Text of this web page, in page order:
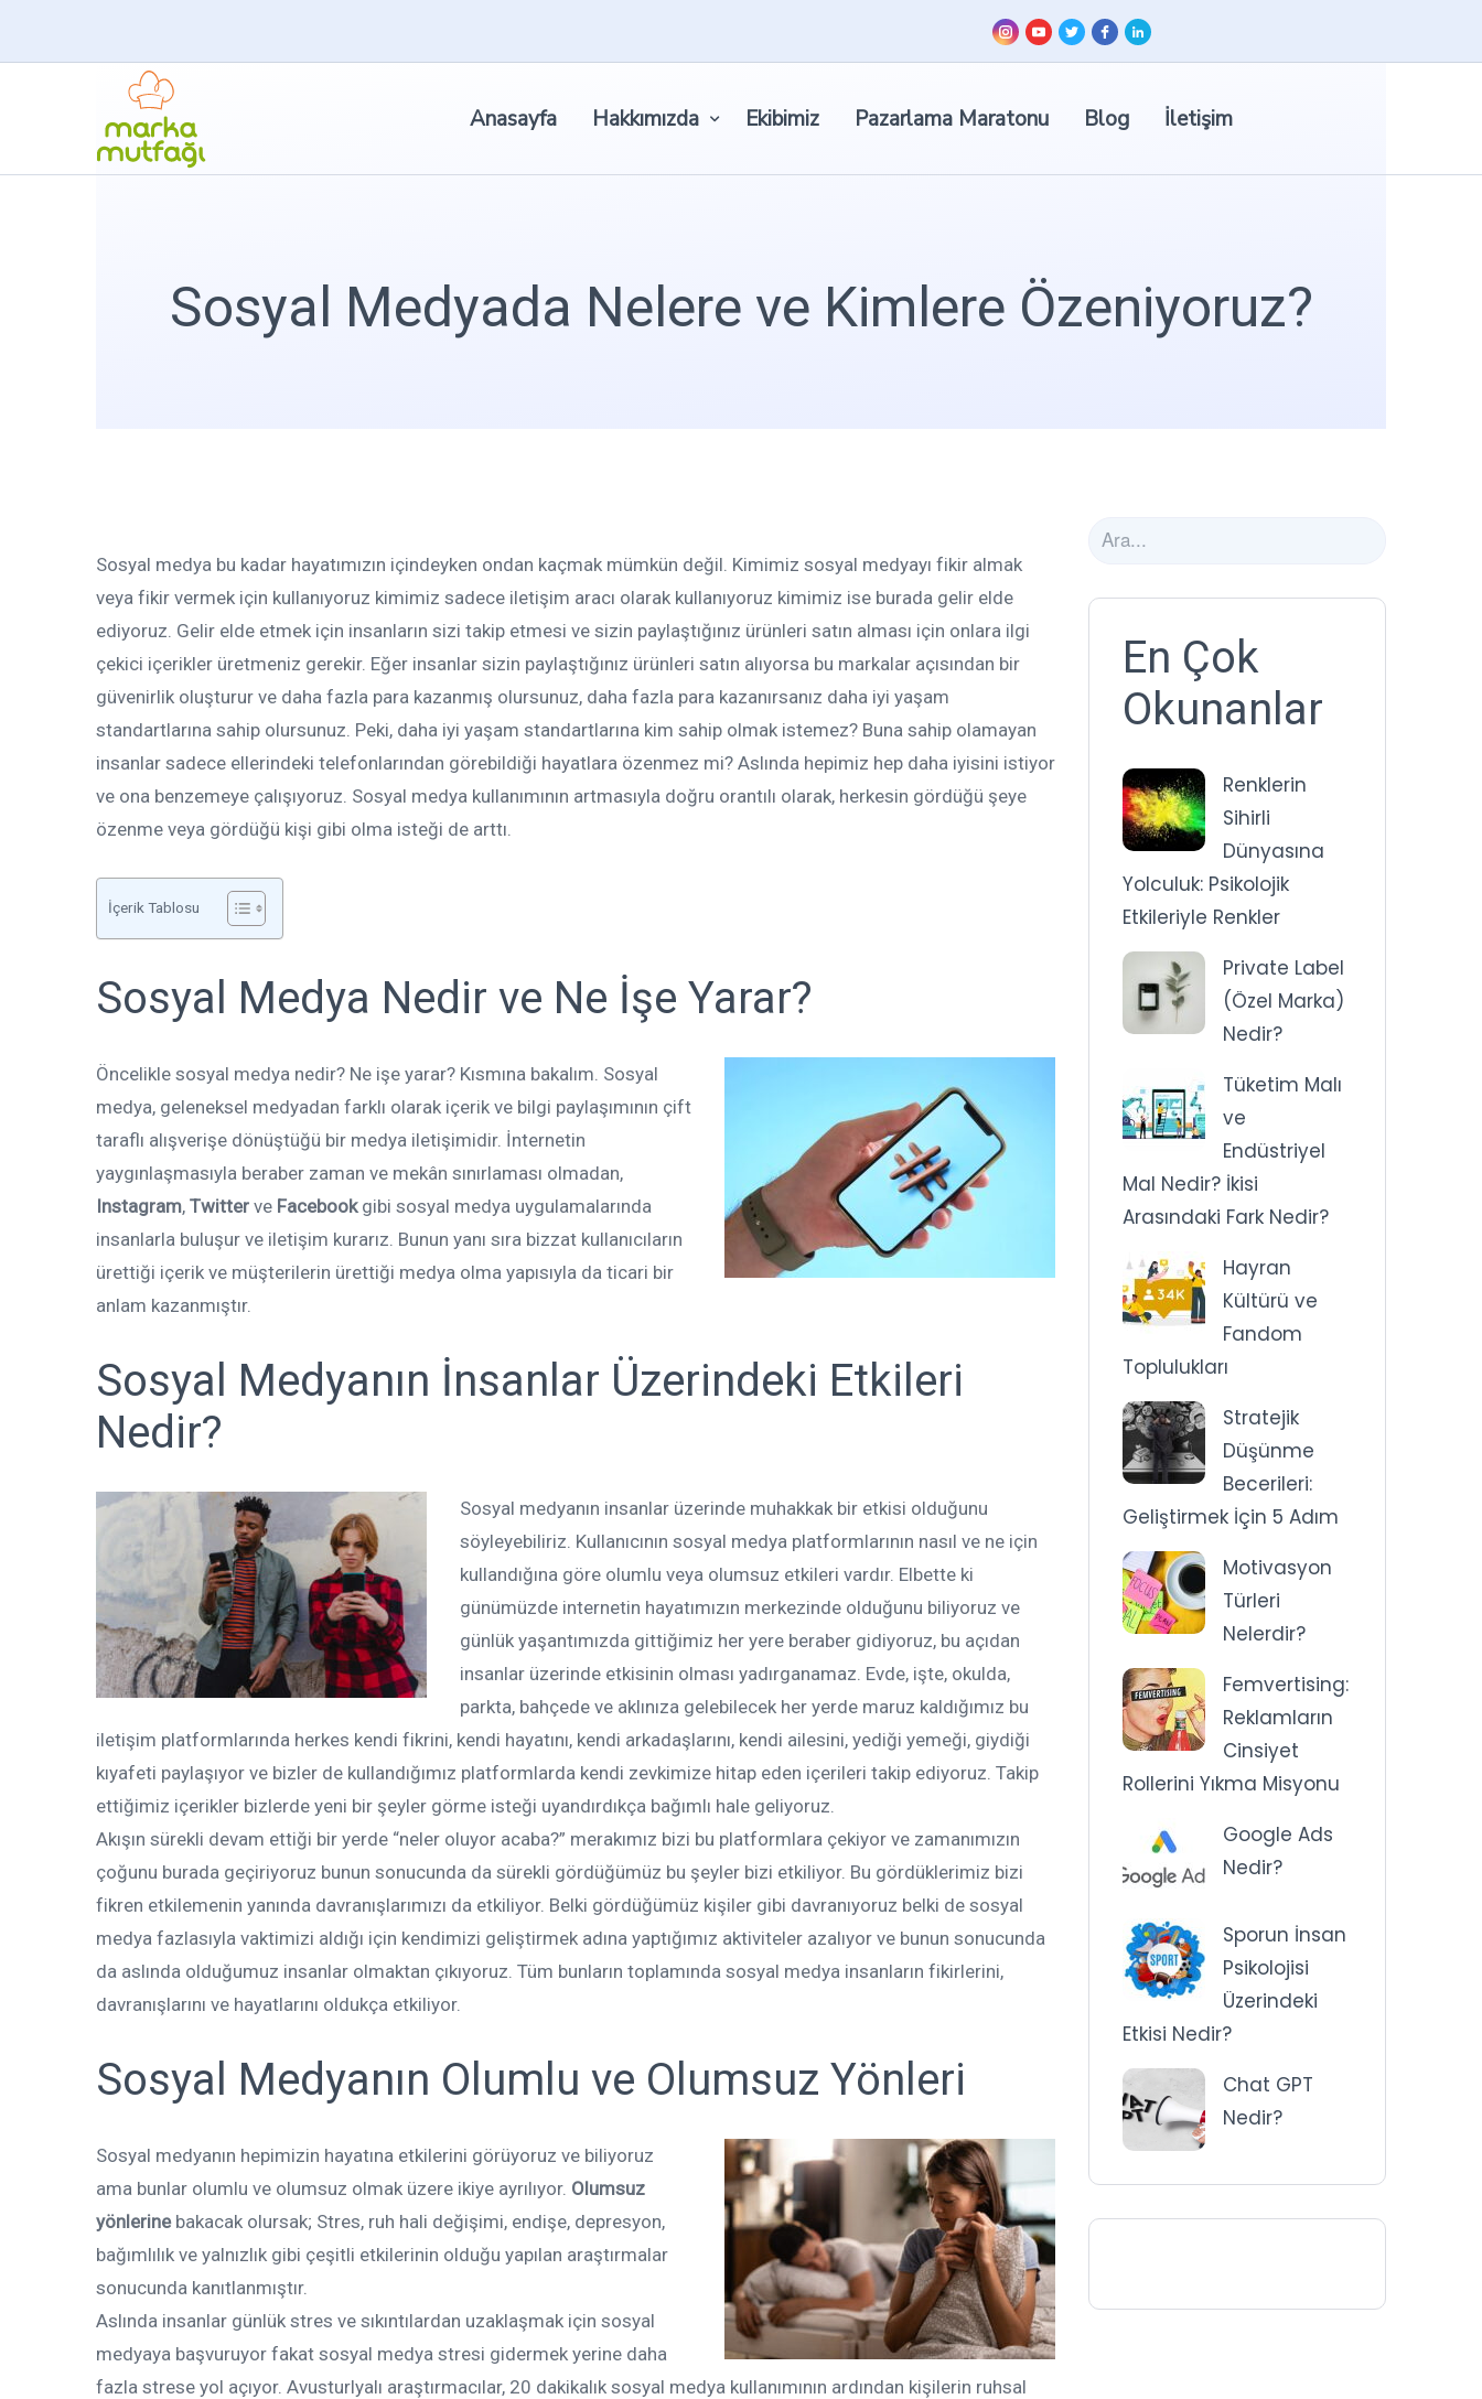
Anasayfa Hakkımızda Ekibimiz Pazarlama Maratonu Blog İletişim
Sosyal Medyada Nelere ve Kimlere Özeniyoruz?
En Çok
Okunanlar
Renklerin
Sihirli
Dünyasına
Yolculuk: Psikolojik
Etkileriyle Renkler
Private Label
(Özel Marka)
Nedir?
Tüketim Malı
ve
Endüstriyel
Mal Nedir? İkisi
Arasındaki Fark Nedir?
Hayran
Kültürü ve
Fandom
Toplulukları
Stratejik
Düşünme
Becerileri:
Geliştirmek İçin 5 Adım
Motivasyon
Türleri
Nelerdir?
Femvertising:
Reklamların
Cinsiyet
Rollerini Yıkma Misyonu
Google Ads
Nedir?
Sporun İnsan
Psikolojisi
Üzerindeki
Etkisi Nedir?
Chat GPT
Nedir?
Sosyal medya bu kadar hayatımızın içindeyken ondan kaçmak mümkün değil. Kimimiz sosyal medyayı fikir almak
veya fikir vermek için kullanıyoruz kimimiz sadece iletişim aracı olarak kullanıyoruz kimimiz ise burada gelir elde
ediyoruz. Gelir elde etmek için insanların sizi takip etmesi ve sizin paylaştığınız ürünleri satın alması için onlara ilgi
çekici içerikler üretmeniz gerekir. Eğer insanlar sizin paylaştığınız ürünleri satın alıyorsa bu markalar açısından bir
güvenirlik oluşturur ve daha fazla para kazanmış olursunuz, daha fazla para kazanırsanız daha iyi yaşam
standartlarına sahip olursunuz. Peki, daha iyi yaşam standartlarına kim sahip olmak istemez? Buna sahip olamayan
insanlar sadece ellerindeki telefonlarından görebildiği hayatlara özenmez mi? Aslında hepimiz hep daha iyisini istiyor
ve ona benzemeye çalışıyoruz. Sosyal medya kullanımının artmasıyla doğru orantılı olarak, herkesin gördüğü şeye
özenme veya gördüğü kişi gibi olma isteği de arttı.
İçerik Tablosu
Sosyal Medya Nedir ve Ne İşe Yarar?
Öncelikle sosyal medya nedir? Ne işe yarar? Kısmına bakalım. Sosyal
medya, geleneksel medyadan farklı olarak içerik ve bilgi paylaşımının çift
taraflı alışverişe dönüştüğü bir medya iletişimidir. İnternetin
yaygınlaşmasıyla beraber zaman ve mekân sınırlaması olmadan,
Instagram, Twitter ve Facebookgibi sosyal medya uygulamalarında
insanlarla buluşur ve iletişim kurarız. Bunun yanı sıra bizzat kullanıcıların
ürettiği içerik ve müşterilerin ürettiği medya olma yapısıyla da ticari bir
anlam kazanmıştır.
Sosyal Medyanın İnsanlar Üzerindeki Etkileri
Nedir?
Sosyal medyanın insanlar üzerinde muhakkak bir etkisi olduğunu
söyleyebiliriz. Kullanıcının sosyal medya platformlarının nasıl ve ne için
kullandığına göre olumlu veya olumsuz etkileri vardır. Elbette ki
günümüzde internetin hayatımızın merkezinde olduğunu biliyoruz ve
günlük yaşantımızda gittiğimiz her yere beraber gidiyoruz, bu açıdan
insanlar üzerinde etkisinin olması yadırganamaz. Evde, işte, okulda,
parkta, bahçede ve aklınıza gelebilecek her yerde maruz kaldığımız bu
iletişim platformlarında herkes kendi fikrini, kendi hayatını, kendi arkadaşlarını, kendi ailesini, yediği yemeği, giydiği
kıyafeti paylaşıyor ve bizler de kullandığımız platformlarda kendi zevkimize hitap eden içerileri takip ediyoruz. Takip
ettiğimiz içerikler bizlerde yeni bir şeyler görme isteği uyandırdıkça bağımlı hale geliyoruz.
Akışın sürekli devam ettiği bir yerde “neler oluyor acaba?” merakımız bizi bu platformlara çekiyor ve zamanımızın
çoğunu burada geçiriyoruz bunun sonucunda da sürekli gördüğümüz bu şeyler bizi etkiliyor. Bu gördüklerimiz bizi
fikren etkilemenin yanında davranışlarımızı da etkiliyor. Belki gördüğümüz kişiler gibi davranıyoruz belki de sosyal
medya fazlasıyla vaktimizi aldığı için kendimizi geliştirmek adına yaptığımız aktiviteler azalıyor ve bunun sonucunda
da aslında olduğumuz insanlar olmaktan çıkıyoruz. Tüm bunların toplamında sosyal medya insanların fikirlerini,
davranışlarını ve hayatlarını oldukça etkiliyor.
Sosyal Medyanın Olumlu ve Olumsuz Yönleri
Sosyal medyanın hepimizin hayatına etkilerini görüyoruz ve biliyoruz
ama bunlar olumlu ve olumsuz olmak üzere ikiye ayrılıyor. Olumsuz
yönlerinebakacak olursak; Stres, ruh hali değişimi, endişe, depresyon,
bağımlılık ve yalnızlık gibi çeşitli etkilerinin olduğu yapılan araştırmalar
sonucunda kanıtlanmıştır.
Aslında insanlar günlük stres ve sıkıntılardan uzaklaşmak için sosyal
medyaya başvuruyor fakat sosyal medya stresi gidermek yerine daha
fazla strese yol açıyor. Avusturlyalı araştırmacılar, 20 dakikalık sosyal medya kullanımının ardından kişilerin ruhsal